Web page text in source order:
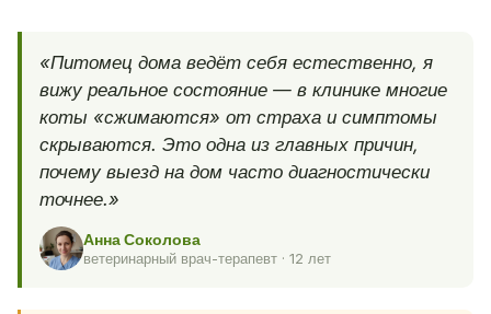
«Питомец дома ведёт себя естественно, я
вижу реальное состояние — в клинике многие
коты «сжимаются» от страха и симптомы
скрываются. Это одна из главных причин,
почему выезд на дом часто диагностически
точнее.»
Анна Соколова
ветеринарный врач-терапевт · 12 лет